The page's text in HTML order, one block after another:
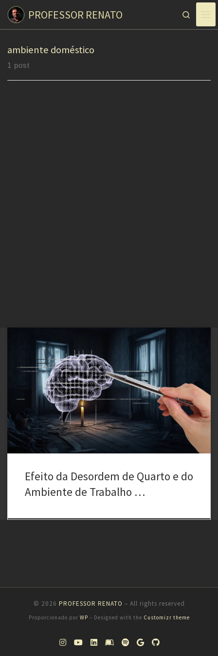
Skip to content
PROFESSOR RENATO
ambiente doméstico
1 post
O Lado escuro da Desordem O conceito de “lar” vai além de um
simples espaço físico. Ele é, na verdade, um reflexo da identidade e
do estado emocional de uma pessoa. Estudos, como o realizado
por The dark side of home: Assessing possession ‘clutter’ on
subjective well-being e publicado no […]
Efeito da Desordem de Quarto e do
Ambiente de Trabalho …
© 2026 PROFESSOR RENATO – All rights reserved
Proporcionado por WP – Designed with the Customizr theme